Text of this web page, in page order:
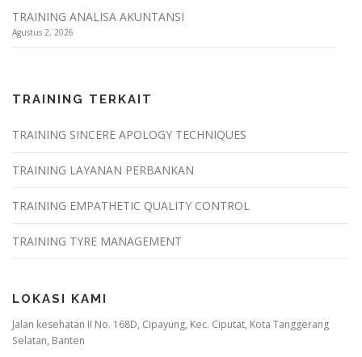
TRAINING ANALISA AKUNTANSI
Agustus 2, 2026
TRAINING TERKAIT
TRAINING SINCERE APOLOGY TECHNIQUES
TRAINING LAYANAN PERBANKAN
TRAINING EMPATHETIC QUALITY CONTROL
TRAINING TYRE MANAGEMENT
LOKASI KAMI
Jalan kesehatan II No. 168D, Cipayung, Kec. Ciputat, Kota Tanggerang
Selatan, Banten